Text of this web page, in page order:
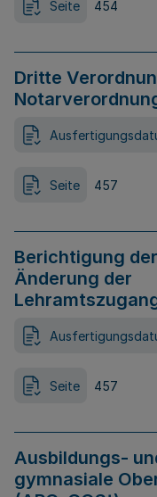
Seite 454
Dritte
Seite 457
Berichtigung
Änderung der
Seite 457
Ausbildungs-
gymnasiale